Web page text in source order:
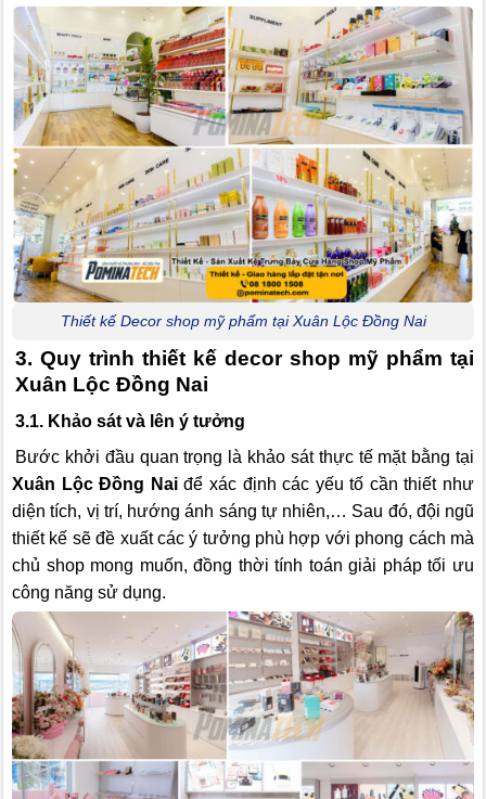
Thiết kế Decor shop mỹ phẩm tại Xuân Lộc Đồng Nai
3. Quy trình thiết kế decor shop mỹ phẩm tại
Xuân Lộc Đồng Nai
3.1. Khảo sát và lên ý tưởng
Bước khởi đầu quan trọng là khảo sát thực tế mặt bằng tại
Xuân Lộc Đồng Naiđể xác định các yếu tố cần thiết như
diện tích, vị trí, hướng ánh sáng tự nhiên,… Sau đó, đội ngũ
thiết kế sẽ đề xuất các ý tưởng phù hợp với phong cách mà
chủ shop mong muốn, đồng thời tính toán giải pháp tối ưu
công năng sử dụng.